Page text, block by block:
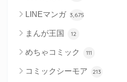
LINEマンガ 3,675
まんが王国 12
めちゃコミック 111
コミックシーモア 213